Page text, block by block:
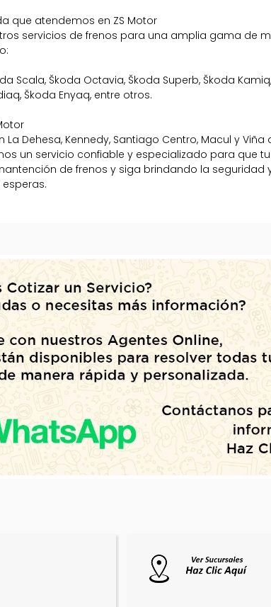
que atendemos en ZS Motor
servicios de frenos para una amplia gama de
Scala, Škoda Octavia, Škoda Superb, Škoda
Škoda Enyaq, entre otros.
La Dehesa, Kennedy, Santiago Centro, Macul y Viña
un servicio confiable y especializado para que
de frenos y siga brindando la seguridad